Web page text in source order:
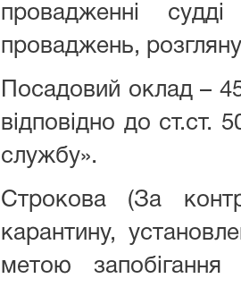
провадженні
проваджень,
Посадовий оклад –
відповідно до ст.ст.
службу».
Строкова (За
карантину,
метою